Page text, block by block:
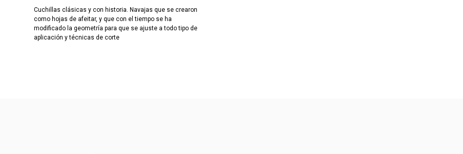
Cuchillas clásicas y con historia. Navajas que se crearon
como hojas de afeitar, y que con el tiempo se ha
modificado la geometría para que se ajuste a todo tipo de
aplicación y técnicas de corte